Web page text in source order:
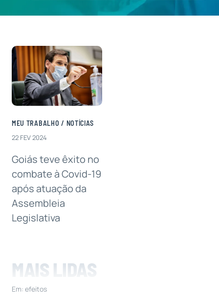
MEU TRABALHO / NOTÍCIAS
22 FEV 2024
Goiás teve êxito no
combate à Covid-19
após atuação da
Assembleia
Legislativa
MAIS LIDAS
Em: efeitos